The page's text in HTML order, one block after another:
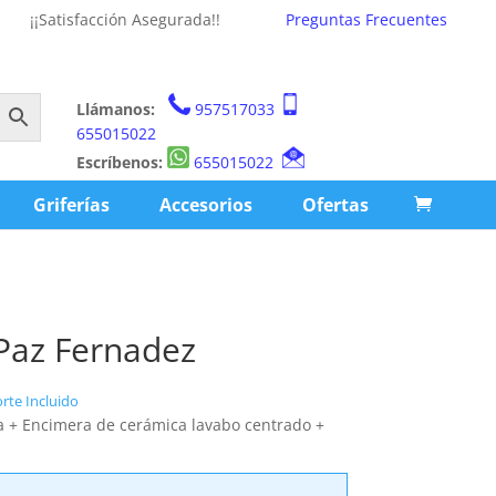
¡¡Satisfacción Asegurada!! Preguntas Frecuentes
Llámanos:
957517033
655015022
Escríbenos:
655015022
Griferías Accesorios Ofertas
Fernadez
Incluido
+ Encimera de cerámica lavabo centrado +